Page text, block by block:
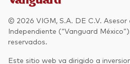
© 2026 VIGM, S.A. DE C.V. Asesor
Independiente (“Vanguard
reservados.
Este sitio web va dirigido a